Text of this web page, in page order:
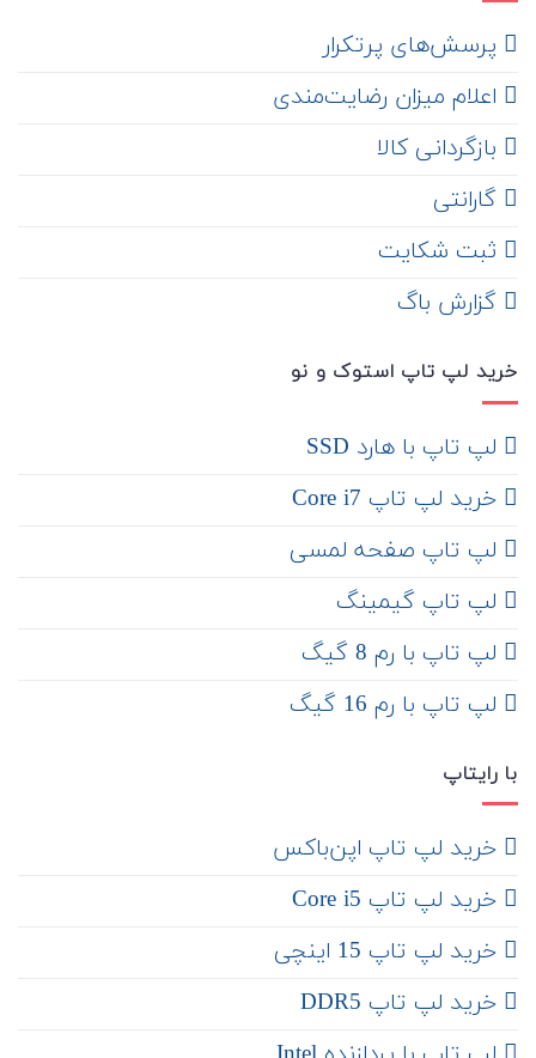
‌ پرسش‌های پرتکرار
اعلام میزان رضایت‌مندی
‌ بازگردانی کالا
گارانتی
ثبت شکایت
‌ گزارش باگ
خرید لپ تاپ استوک و نو
لپ تاپ با هارد SSD
خرید لپ تاپ Core i7
لپ تاپ صفحه لمسی
لپ تاپ گیمینگ
لپ تاپ با رم 8 گیگ
لپ تاپ با رم 16 گیگ
با رایتاپ
‌ خرید لپ تاپ اپن‌باکس
خرید لپ تاپ Core i5
‌‌ خرید لپ تاپ 15 اینچی
خرید لپ تاپ DDR5